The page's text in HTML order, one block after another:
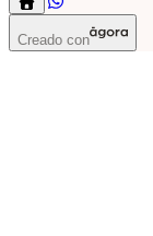
Creado con